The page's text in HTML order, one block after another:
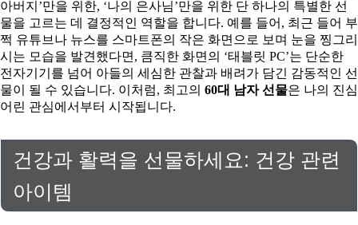
아버지’만을 위한, ‘나의 은사님’만을 위한 단 하나의 특별한 선
물을 고르는 데 결정적인 역할을 합니다. 예를 들어, 최근 들어 부
쩍 유튜브나 뉴스를 스마트폰의 작은 화면으로 보며 눈을 찡그리
시는 모습을 발견했다면, 큼직한 화면의 ‘태블릿 PC’는 단순한
전자기기를 넘어 아들의 세심한 관찰과 배려가 담긴 감동적인 선
물이 될 수 있습니다. 이처럼, 최고의 60대 남자 선물은 나의 진심
어린 관심에서부터 시작됩니다.
건강과 활력을 선물하세요: 건강 관련
아이템